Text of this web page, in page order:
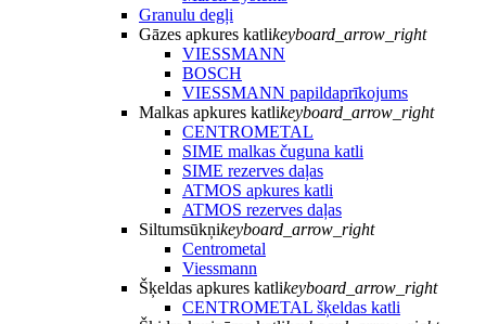
Granulu degļi
Gāzes apkures katlikeyboard_arrow_right
VIESSMANN
BOSCH
VIESSMANN papildaprīkojums
Malkas apkures katlikeyboard_arrow_right
CENTROMETAL
SIME malkas čuguna katli
SIME rezerves daļas
ATMOS apkures katli
ATMOS rezerves daļas
Siltumsūkņikeyboard_arrow_right
Centrometal
Viessmann
Šķeldas apkures katlikeyboard_arrow_right
CENTROMETAL šķeldas katli